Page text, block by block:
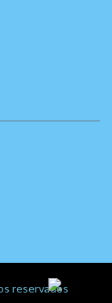
reservados